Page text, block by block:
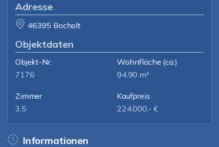
Adresse
46395 Bocholt
Objektdaten
Objekt-Nr.
7176
Wohnfläche (ca.)
94,90 m²
Zimmer
3,5
Kaufpreis
224.000,- €
Informationen